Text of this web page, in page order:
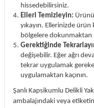
hissedebilirsiniz.
Elleri Temizleyin:
yıkayın. Ellerinizde
bölgelere dokunmaktan
Gerektiğinde
değişebilir. Eğer ağrı
tekrar uygulamak
uygulamaktan kaçının.
Şanlı Kapsikumlu Delikli
ambalajındaki veya